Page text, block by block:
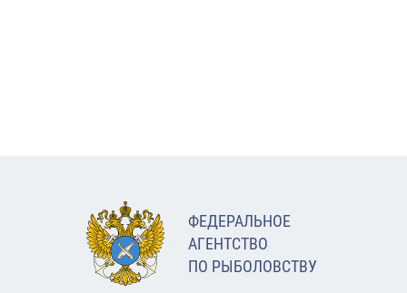
ФЕДЕРАЛЬНОЕ
АГЕНТСТВО
ПО РЫБОЛОВСТВУ